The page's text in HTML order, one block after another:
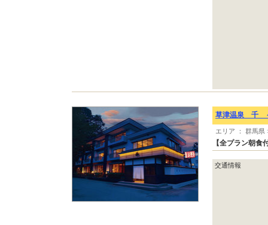
草津温泉 千
エリア ： 群馬県
【全プラン朝食
交通情報